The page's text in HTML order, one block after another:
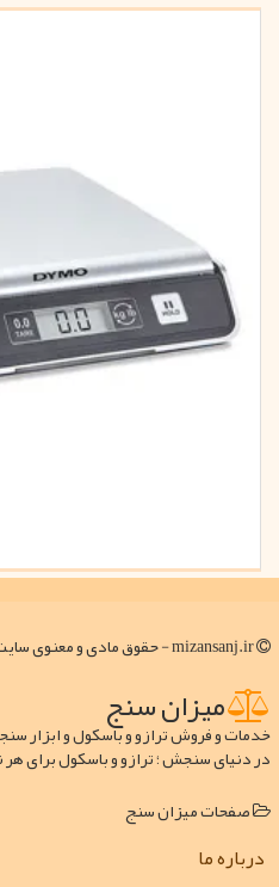
میزان سنج
خدمات و فروش ترازو و باسکول و ابزار
در دنیای سنجش ؛ ترازو و باسکول برای هر
صفحات میزان سنج
درباره ما